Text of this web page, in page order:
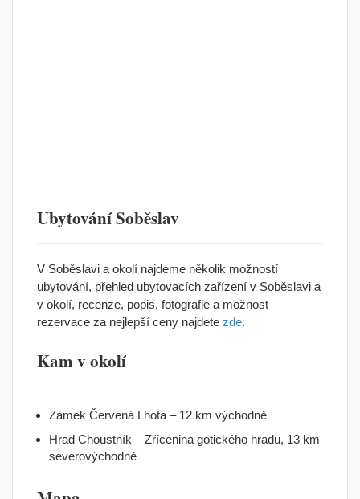
Ubytování Soběslav
V Soběslavi a okolí najdeme několik možností
ubytování, přehled ubytovacích zařízení v Soběslavi a
v okolí, recenze, popis, fotografie a možnost
rezervace za nejlepší ceny najdete zde.
Kam v okolí
Zámek Červená Lhota – 12 km východně
Hrad Choustník – Zřícenina gotického hradu, 13 km
severovýchodně